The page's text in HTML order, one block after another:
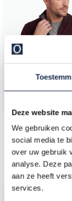
Deze website
We gebruiken
social media te
over uw gebruik
analyse. Deze
aan ze heeft
services.
State of Art
effen rood katoen
€ 179,95€ 143,96